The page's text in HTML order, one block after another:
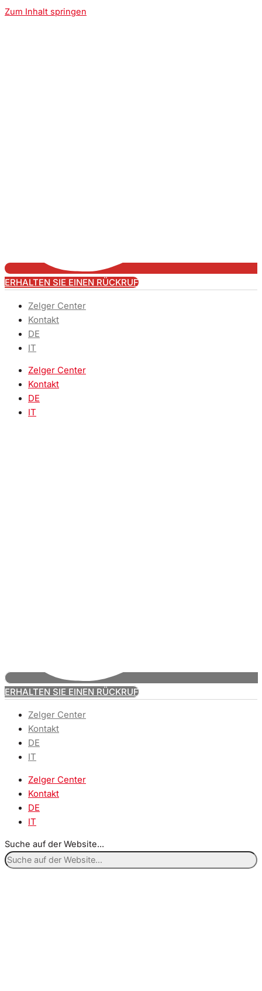
Zum Inhalt springen
ERHALTEN SIE EINEN RÜCKRUF
Zelger Center
Kontakt
DE
IT
Zelger Center
Kontakt
DE
IT
ERHALTEN SIE EINEN RÜCKRUF
Zelger Center
Kontakt
DE
IT
Zelger Center
Kontakt
DE
IT
Suche auf der Website...